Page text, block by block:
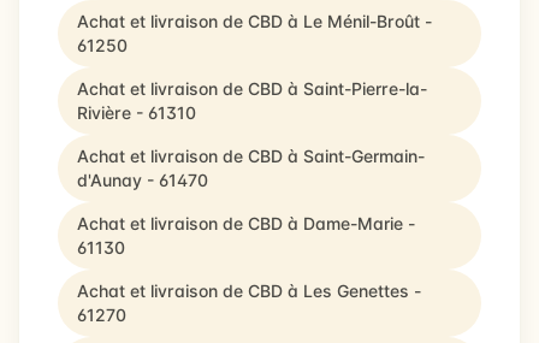
Achat et livraison de CBD à Le Ménil-Broût -
61250
Achat et livraison de CBD à Saint-Pierre-la-
Rivière - 61310
Achat et livraison de CBD à Saint-Germain-
d'Aunay - 61470
Achat et livraison de CBD à Dame-Marie -
61130
Achat et livraison de CBD à Les Genettes -
61270